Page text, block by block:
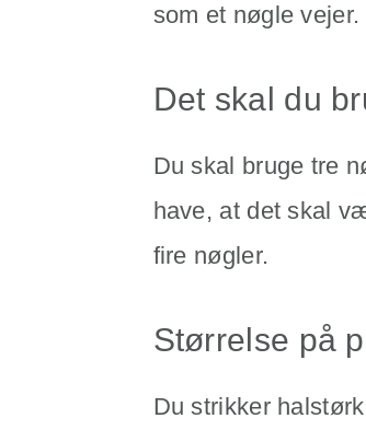
som et nøgle vejer.
Det skal du
Du skal bruge tre
have, at det skal
fire nøgler.
Størrelse på
Du strikker